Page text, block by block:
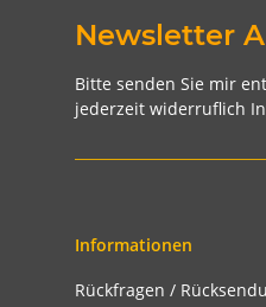
Newsletter
Bitte senden Sie mir
jederzeit widerruflich
Informationen
Rückfragen /